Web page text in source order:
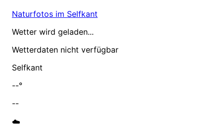
Naturfotos im Selfkant
Wetter wird geladen...
Wetterdaten nicht verfügbar
Selfkant
--°
--
☁️